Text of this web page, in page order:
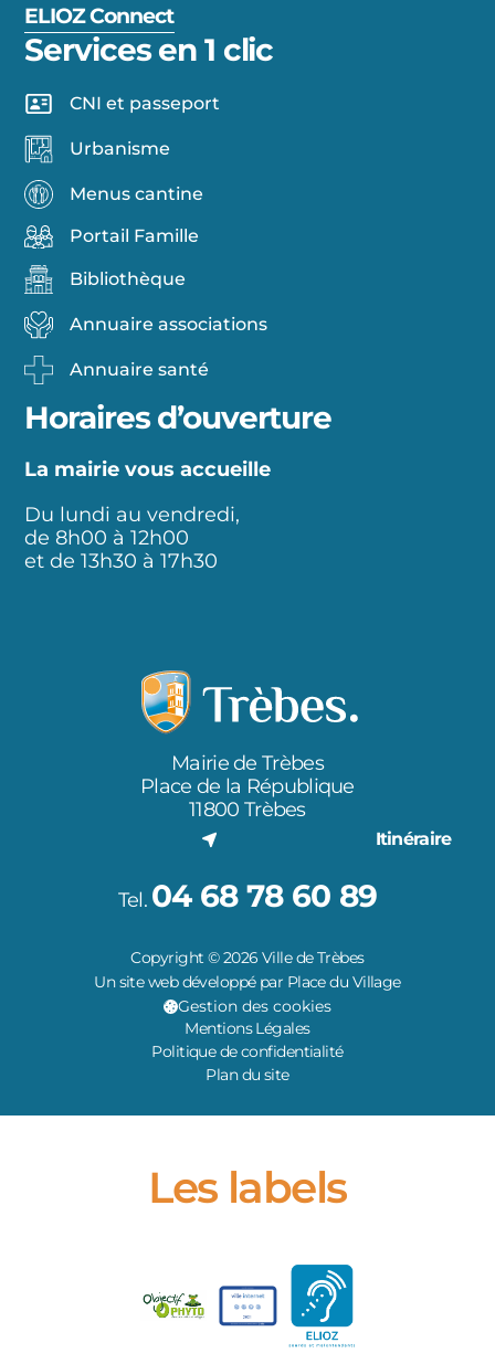
ELIOZ Connect
Services en 1 clic
CNI et passeport
Urbanisme
Menus cantine
Portail Famille
Bibliothèque
Annuaire associations
Annuaire santé
Horaires d’ouverture
La mairie vous accueille
Du lundi au vendredi,
de 8h00 à 12h00
et de 13h30 à 17h30
Mairie de Trèbes
Place de la République
11800 Trèbes
Itinéraire
Tel. 04 68 78 60 89
Copyright © 2026 Ville de Trèbes
Un site web développé par Place du Village
Gestion des cookies
Mentions Légales
Politique de confidentialité
Plan du site
Les labels